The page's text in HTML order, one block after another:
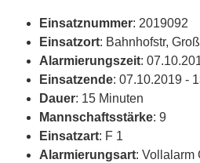
Einsatznummer: 2019092
Einsatzort: Bahnhofstr,
Alarmierungszeit:
Einsatzende: 07.10.2019 -
Dauer: 15 Minuten
Mannschaftsstärke: 9
Einsatzart: F 1
Alarmierungsart: Vollalarm